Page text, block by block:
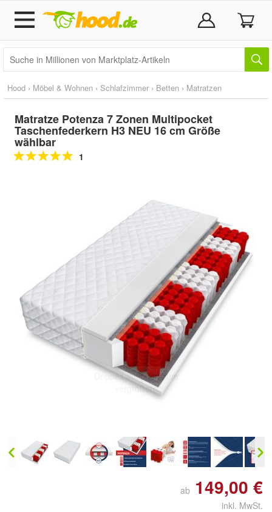
Hood › Möbel & Wohnen › Schlafzimmer › Betten › Matratzen
Matratze Potenza 7 Zonen Multipocket
Taschenfederkern H3 NEU 16 cm Größe
wählbar
1
Doppelt antippen zum
vergrößern
ab 149,00 €
inkl. MwSt.